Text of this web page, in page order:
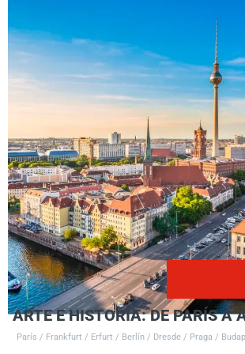
ARTE E HISTORIA: DE PARÍS A
París / Frankfurt / Erfurt / Berlín / Dresde / Praga /